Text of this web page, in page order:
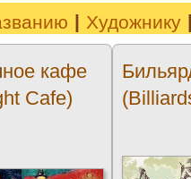
Художнику
кафе
Cafe)